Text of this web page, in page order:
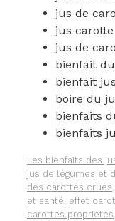
jus de
jus carotte
jus de
bienfait
bienfait
boire du
bienfaits
bienfaits
Catégories
Les bienfaits des
jus de légumes et
des carottes crues,
et santé, effet
carottes propriétés,